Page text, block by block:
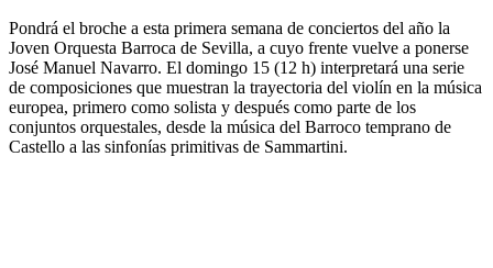
Pondrá el broche a esta primera semana de conciertos del año la
Joven Orquesta Barroca de Sevilla, a cuyo frente vuelve a ponerse
José Manuel Navarro. El domingo 15 (12 h) interpretará una serie
de composiciones que muestran la trayectoria del violín en la música
europea, primero como solista y después como parte de los
conjuntos orquestales, desde la música del Barroco temprano de
Castello a las sinfonías primitivas de Sammartini.